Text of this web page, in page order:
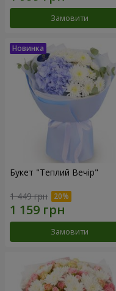
Замовити
Букет "Теплий Вечір"
1 449 грн
Замовити